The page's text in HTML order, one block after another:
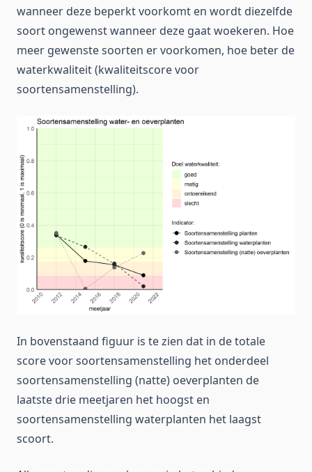
wanneer deze beperkt voorkomt en wordt diezelfde
soort ongewenst wanneer deze gaat woekeren. Hoe
meer gewenste soorten er voorkomen, hoe beter de
waterkwaliteit (kwaliteitscore voor
soortensamenstelling).
In bovenstaand figuur is te zien dat in de totale
score voor soortensamenstelling het onderdeel
soortensamenstelling (natte) oeverplanten de
laatste drie meetjaren het hoogst en
soortensamenstelling waterplanten het laagst
scoort.